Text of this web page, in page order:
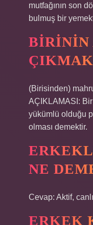
mutfağının son
bulmuş bir
BIRININ
(Birisinden)
AÇIKLAMASI:
yükümlü olduğu
olması demektir.
NE
Cevap: Aktif,
ERKEK